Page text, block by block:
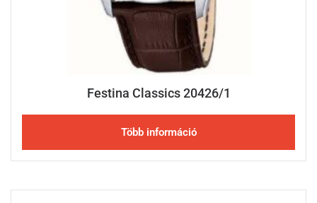
Festina Classics 20426/1
Több információ